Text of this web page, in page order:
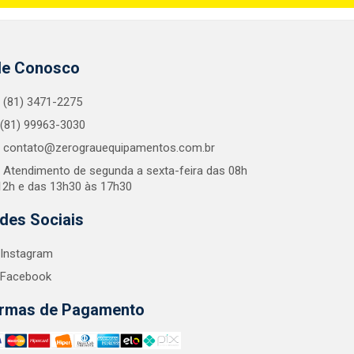
Conosco
(81) 3471-2275
(81) 99963-3030
contato@zerograuequipamentos.com.br
Atendimento de segunda a sexta-feira das 08h
e das 13h30 às 17h30
Sociais
Instagram
Facebook
de Pagamento